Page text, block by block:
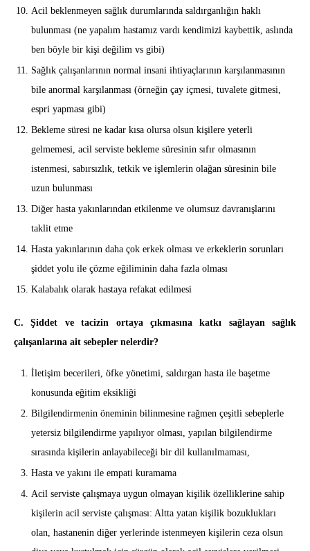
Acil beklenmeyen sağlık durumlarında saldırganlığın haklı
bulunması (ne yapalım hastamız vardı kendimizi kaybettik, aslında
ben böyle bir kişi değilim vs gibi)
Sağlık çalışanlarının normal insani ihtiyaçlarının karşılanmasının
bile anormal karşılanması (örneğin çay içmesi, tuvalete gitmesi,
espri yapması gibi)
Bekleme süresi ne kadar kısa olursa olsun kişilere yeterli
gelmemesi, acil serviste bekleme süresinin sıfır olmasının
istenmesi, sabırsızlık, tetkik ve işlemlerin olağan süresinin bile
uzun bulunması
Diğer hasta yakınlarından etkilenme ve olumsuz davranışlarını
taklit etme
Hasta yakınlarının daha çok erkek olması ve erkeklerin sorunları
şiddet yolu ile çözme eğiliminin daha fazla olması
Kalabalık olarak hastaya refakat edilmesi
C. Şiddet ve tacizin ortaya çıkmasına katkı sağlayan sağlık
çalışanlarına ait sebepler nelerdir?
İletişim becerileri, öfke yönetimi, saldırgan hasta ile başetme
konusunda eğitim eksikliği
Bilgilendirmenin öneminin bilinmesine rağmen çeşitli sebeplerle
yetersiz bilgilendirme yapılıyor olması, yapılan bilgilendirme
sırasında kişilerin anlayabileceği bir dil kullanılmaması,
Hasta ve yakını ile empati kuramama
Acil serviste çalışmaya uygun olmayan kişilik özelliklerine sahip
kişilerin acil serviste çalışması: Altta yatan kişilik bozuklukları
olan, hastanenin diğer yerlerinde istenmeyen kişilerin ceza olsun